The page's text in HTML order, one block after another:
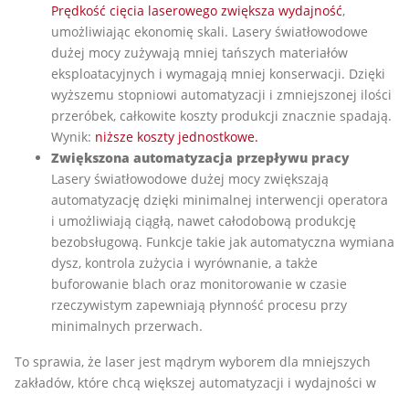
Prędkość cięcia laserowego zwiększa wydajność,
umożliwiając ekonomię skali. Lasery światłowodowe
dużej mocy zużywają mniej tańszych materiałów
eksploatacyjnych i wymagają mniej konserwacji. Dzięki
wyższemu stopniowi automatyzacji i zmniejszonej ilości
przeróbek, całkowite koszty produkcji znacznie spadają.
Wynik: niższe koszty jednostkowe.
Zwiększona automatyzacja przepływu pracy
Lasery światłowodowe dużej mocy zwiększają
automatyzację dzięki minimalnej interwencji operatora
i umożliwiają ciągłą, nawet całodobową produkcję
bezobsługową. Funkcje takie jak automatyczna wymiana
dysz, kontrola zużycia i wyrównanie, a także
buforowanie blach oraz monitorowanie w czasie
rzeczywistym zapewniają płynność procesu przy
minimalnych przerwach.
To sprawia, że laser jest mądrym wyborem dla mniejszych
zakładów, które chcą większej automatyzacji i wydajności w